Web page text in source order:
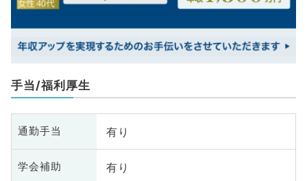
手当/福利厚生
通勤手当 有り
学会補助 有り